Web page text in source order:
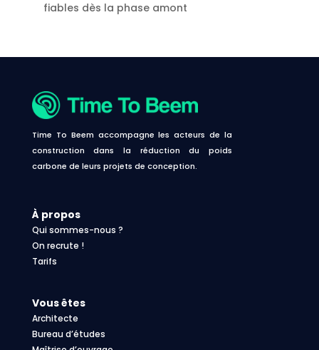
fiables dès la phase amont
Time To Beem accompagne les acteurs de la
construction dans la réduction du poids
carbone de leurs projets de conception.
À propos
Qui sommes-nous ?
On recrute !
Tarifs
Vous êtes
Architecte
Bureau d’études